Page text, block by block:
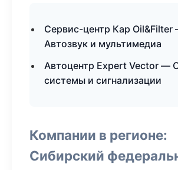
Сервис-центр Кар Oil&Filter
Автозвук и мультимедиа
Автоцентр Expert Vector —
системы и сигнализации
Компании в регионе:
Сибирский